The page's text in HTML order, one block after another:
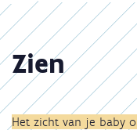
naar
op
zoek?
Zien
Het zicht van je baby